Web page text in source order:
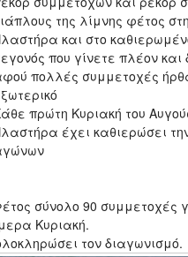
της λίμνης φέτος
και στο
που γίνετε πλέον και
πολλές συμμετοχές
πρώτη Κυριακή του
έχει καθιερώσει
σύνολο 90 συμμετοχές
Κυριακή.
τον διαγωνισμό.